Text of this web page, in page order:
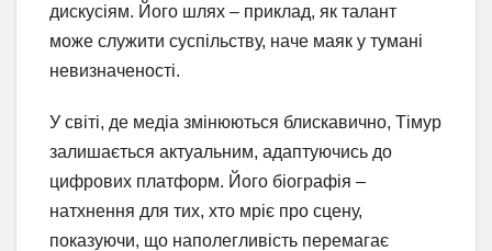
дискусіям. Його шлях – приклад, як талант
може служити суспільству, наче маяк у тумані
невизначеності.
У світі, де медіа змінюються блискавично, Тімур
залишається актуальним, адаптуючись до
цифрових платформ. Його біографія –
натхнення для тих, хто мріє про сцену,
показуючи, що наполегливість перемагає